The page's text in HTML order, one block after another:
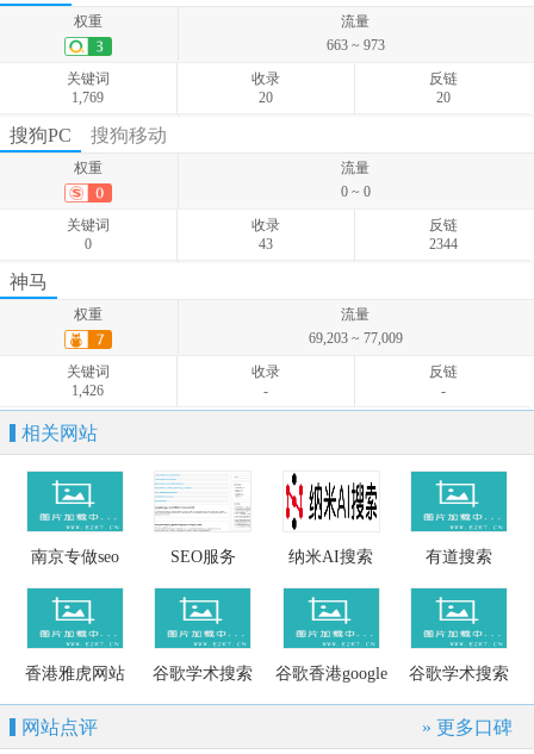
关键词
836,971
权重
流量
663 ~ 973
关键词
1,769
收录
20
反链
20
权重
关键词
1,679
搜狗PC 搜狗移动
权重
流量
0 ~ 0
关键词
0
收录
43
反链
2344
关键词
479
神马
权重
流量
69,203 ~ 77,009
关键词
1,426
收录
-
反链
-
相关网站
南京专做seo SEO服务 纳米AI搜索 有道搜索
香港雅虎网站 谷歌学术搜索 谷歌香港google 谷歌学术搜索
网站点评 » 更多口碑